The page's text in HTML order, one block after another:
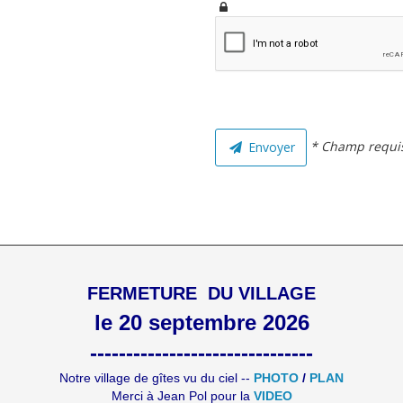
Envoyer * Champ
FERMETURE DU VILLAGE
le 20 septembre 2026
-------------------------------
Notre village de gîtes vu du ciel -- PHOTO / PLAN
Merci à Jean Pol pour la VIDEO